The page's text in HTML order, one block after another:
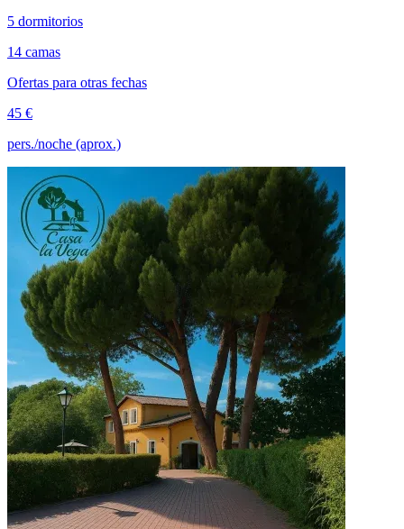
5 dormitorios
14 camas
Ofertas para otras fechas
45 €
pers./noche (aprox.)